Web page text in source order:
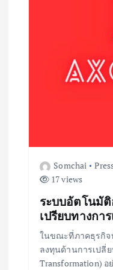
Somchai
17 views
ระบบอัตโนมั
เปรียบทางกา
ในขณะที่ภาคธุรกิจ
ลงทุนด้านการเปลี่
Transformation)